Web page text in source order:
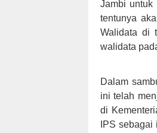
Jambi untuk
tentunya
Walidata di
walidata
Dalam
ini telah
di
IPS